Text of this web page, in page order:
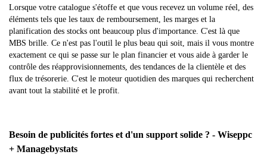
Lorsque votre catalogue s'étoffe et que vous recevez un volume réel, des
éléments tels que les taux de remboursement, les marges et la
planification des stocks ont beaucoup plus d'importance. C'est là que
MBS brille. Ce n'est pas l'outil le plus beau qui soit, mais il vous montre
exactement ce qui se passe sur le plan financier et vous aide à garder le
contrôle des réapprovisionnements, des tendances de la clientèle et des
flux de trésorerie. C'est le moteur quotidien des marques qui recherchent
avant tout la stabilité et le profit.
Besoin de publicités fortes et d'un support solide ? - Wiseppc
+ Managebystats